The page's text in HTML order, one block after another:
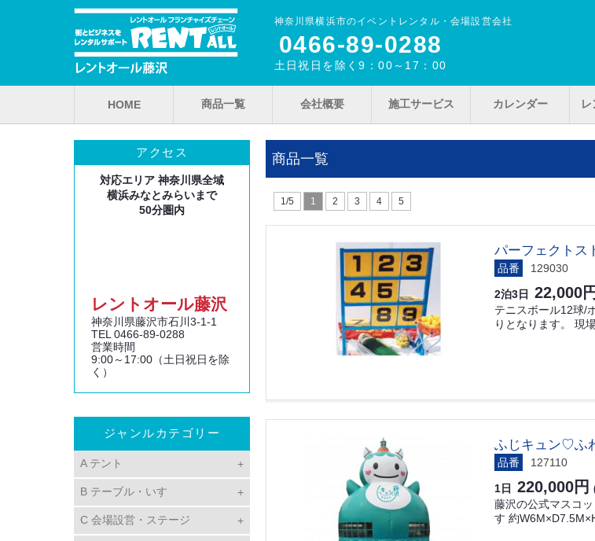
神奈川県横浜市のイベントレンタル・会場設営会社
0466‐89‐0288
土日祝日を除く9：00～17：00
HOME 商品一覧 会社概要 施工サービス カレンダー
アクセス
対応エリア 神奈川県全域
横浜みなとみらいまで
50分圏内
レントオール藤沢
神奈川県藤沢市石川3‐1‐1
TEL 0466‐89‐0288
営業時間
9:00～17:00（土日祝日を除
く）
ジャンルカテゴリー
A テント
B テーブル・いす
C 会場設営・ステージ
商品一覧
1/5 1 2 3 4 5
パーフェクトス
品番 129030
2泊3日 22,000円
テニスボール12球/
りとなります。 現
ふじキュン♡ふ
品番 127110
1日 220,000円
藤沢の公式マスコ
す 約